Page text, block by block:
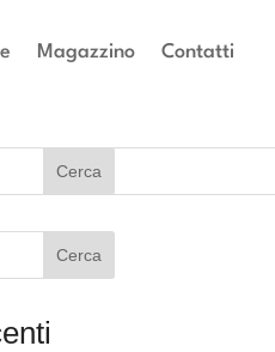
Magazzino Contatti
Cerca
Cerca